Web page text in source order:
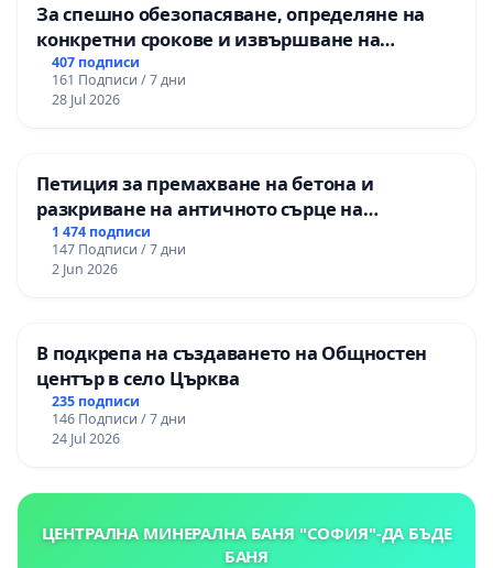
За спешно обезопасяване, определяне на
конкретни срокове и извършване на
цялостна рехабилитация на
републиканския път между пътен възел АМ
„Тракия“ - гр. Ихтиман - с. Мирово - к.к.
407 подписи
161 Подписи / 7 дни
28 Jul 2026
Петиция за премахване на бетона и
разкриване на античното сърце на
Могиланската могила във Враца
1 474 подписи
147 Подписи / 7 дни
2 Jun 2026
В подкрепа на създаването на Общностен
център в село Църква
235 подписи
146 Подписи / 7 дни
24 Jul 2026
ЦЕНТРАЛНА МИНЕРАЛНА БАНЯ "СОФИЯ"-ДА БЪДЕ
БАНЯ